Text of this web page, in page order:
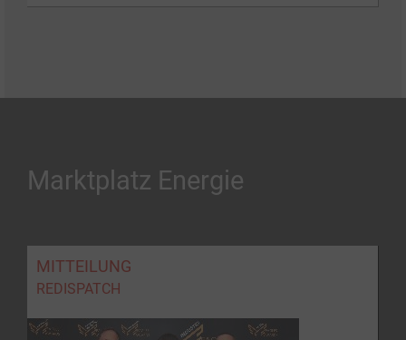
Marktplatz Energie
MITTEILUNG
REDISPATCH